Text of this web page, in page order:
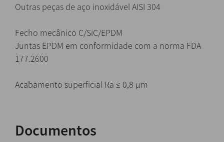
Outras peças de aço inoxidável AISI 304
Fecho mecânico C/SiC/EPDM
Juntas EPDM em conformidade com a norma FDA
177.2600
Acabamento superficial Ra ≤ 0,8 µm
Documentos